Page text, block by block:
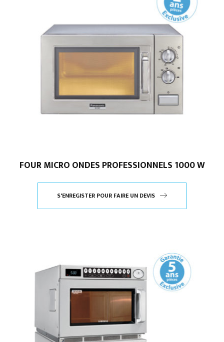
FOUR MICRO ONDES PROFESSIONNELS 1000 W
S'ENREGISTER POUR FAIRE UN DEVIS